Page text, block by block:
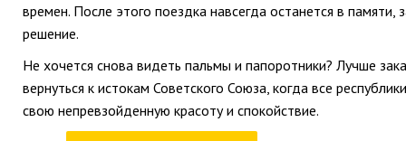
времен. После этого поездка навсегда останется в
решение.
Не хочется снова видеть пальмы и папоротники? Лучше
вернуться к истокам Советского Союза, когда все
свою непревзойденную красоту и спокойствие.